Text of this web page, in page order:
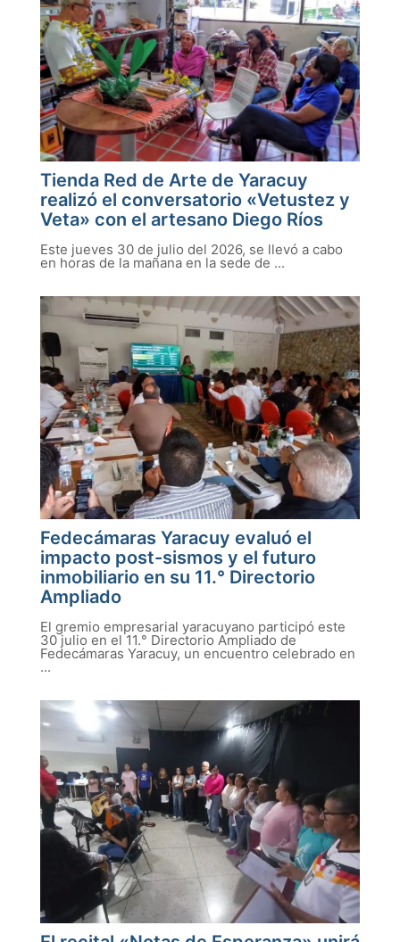
Tienda Red de Arte de Yaracuy
realizó el conversatorio «Vetustez y
Veta» con el artesano Diego Ríos
Este jueves 30 de julio del 2026, se llevó a cabo
en horas de la mañana en la sede de ...
Fedecámaras Yaracuy evaluó el
impacto post-sismos y el futuro
inmobiliario en su 11.° Directorio
Ampliado
El gremio empresarial yaracuyano participó este
30 julio en el 11.° Directorio Ampliado de
Fedecámaras Yaracuy, un encuentro celebrado en
...